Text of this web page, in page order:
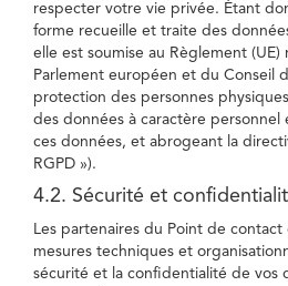
respecter votre vie privée. Étant
forme recueille et traite des
elle est soumise au Règlement (UE)
Parlement européen et du Conseil
protection des personnes
des données à caractère personnel
ces données, et abrogeant la
RGPD »).
4.2. Sécurité et
Les partenaires du Point de contact
mesures techniques et
sécurité et la confidentialité de vos